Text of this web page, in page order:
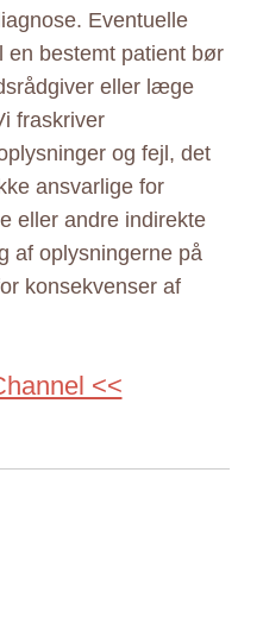
Eventuelle
en bestemt patient bør
eller læge
fraskriver
og fejl, det
ansvarlige for
eller andre indirekte
af oplysningerne på
konsekvenser af
<<